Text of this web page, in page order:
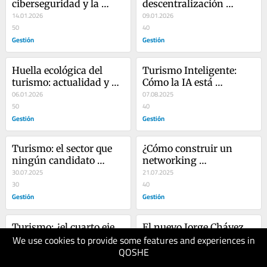
We use cookies to provide some features and experiences in
QOSHE
ciberseguridad y la
confianza digital en el
sector turismo
14.01.2026
50
Gestión
descentralización
económica del Perú
09.01.2026
40
Gestión
Huella ecológica del
turismo: actualidad y
desafíos en Perú
06.01.2026
50
Gestión
Turismo Inteligente:
Cómo la IA está
transformando las
estrategias para captar
visitantes
07.08.2025
40
Gestión
Turismo: el sector que
ningún candidato
presidencial puede dejar
de lado
30.07.2025
30
Gestión
¿Cómo construir un
networking
internacional y volverse
empleable globalmente?
21.07.2025
40
Gestión
Turismo: ¿el cuarto eje
de desarrollo que
El nuevo Jorge Chávez
despega: ¿seguridad
garantizada?
19.05.2025